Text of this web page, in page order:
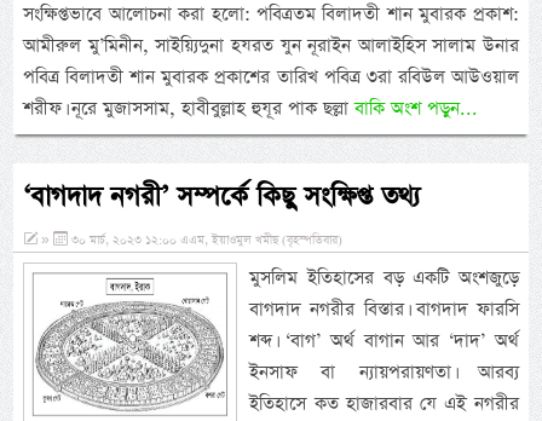
সংক্ষিপ্তভাবে আলোচনা করা হলো: পবিত্রতম বিলাদতী শান মুবারক প্রকাশ:
আমীরুল মু’মিনীন, সাইয়্যিদুনা হযরত যুন নূরাইন আলাইহিস সালাম উনার
পবিত্র বিলাদতী শান মুবারক প্রকাশের তারিখ পবিত্র ৩রা রবিউল আউওয়াল
শরীফ। নূরে মুজাসসাম, হাবীবুল্লাহ হুযূর পাক ছল্লাবাকি অংশ পড়ুন...
‘বাগদাদ নগরী’ সম্পর্কে কিছু সংক্ষিপ্ত তথ্য
» ৩০ মার্চ, ২০২৩ ১২:০০ এএম, ইয়াওমুল খমীছ (বৃহস্পতিবার)
মুসলিম ইতিহাসের বড় একটি অংশজুড়ে
বাগদাদ নগরীর বিস্তার। বাগদাদ ফারসি
শব্দ। ‘বাগ’ অর্থ বাগান আর ‘দাদ’ অর্থ
ইনসাফ বা ন্যায়পরায়ণতা। আরব্য
ইতিহাসে কত হাজারবার যে এই নগরীর